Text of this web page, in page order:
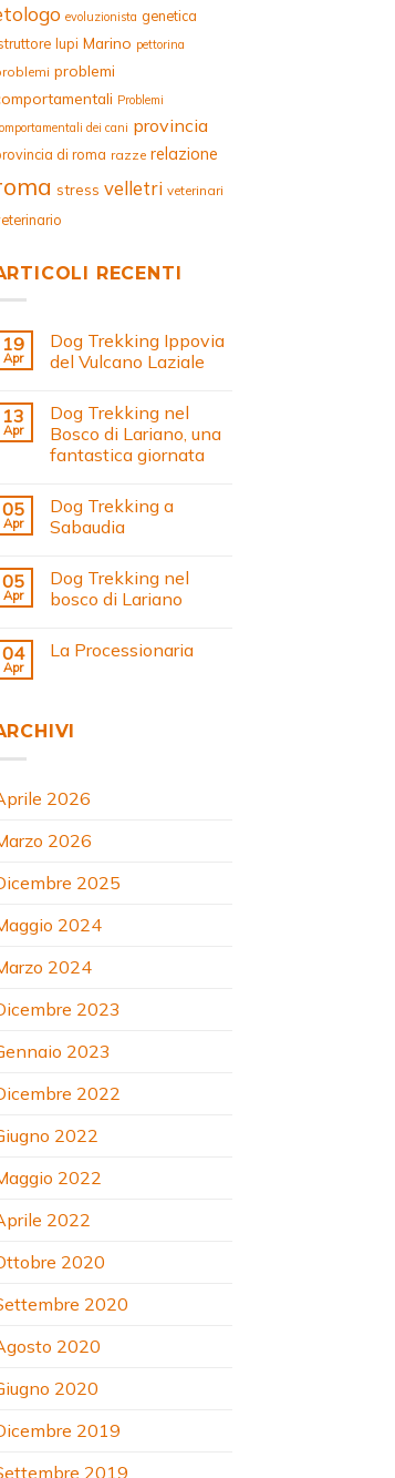
evoluzionista genetica
lupi Marino pettorina
problemi
Problemi
dei cani provincia
di roma razze relazione
stress velletri veterinari
RECENTI
19
Apr
Dog Trekking Ippovia
del Vulcano Laziale
13
Apr
Dog Trekking nel
Bosco di Lariano, una
fantastica giornata
05
Apr
Dog Trekking a
Sabaudia
05
Apr
Dog Trekking nel
bosco di Lariano
04
Apr
La Processionaria
2026
2026
2025
2024
2024
2023
2023
2022
2022
2022
2022
2020
2020
2020
2020
2019
2019